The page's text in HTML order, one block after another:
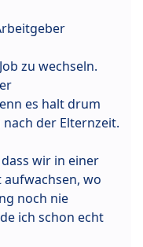
zu wechseln.
es halt drum
der Elternzeit.
wir in einer
wo
noch nie
ich schon echt